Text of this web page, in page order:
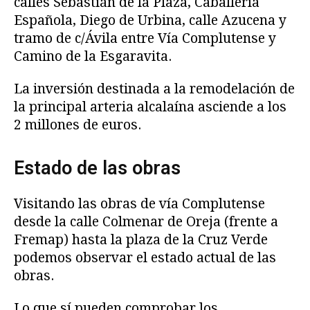
Española, Diego de Urbina, calle Azucena y
tramo de c/Ávila entre Vía Complutense y
Camino de la Esgaravita.
La inversión destinada a la remodelación de
la principal arteria alcalaína asciende a los
2 millones de euros.
Estado de las obras
Visitando las obras de vía Complutense
desde la calle Colmenar de Oreja (frente a
Fremap) hasta la plaza de la Cruz Verde
podemos observar el estado actual de las
obras.